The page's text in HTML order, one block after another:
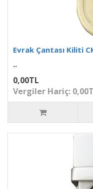
Evrak Çantası Kiliti
..
0,00TL
Vergiler Hariç: